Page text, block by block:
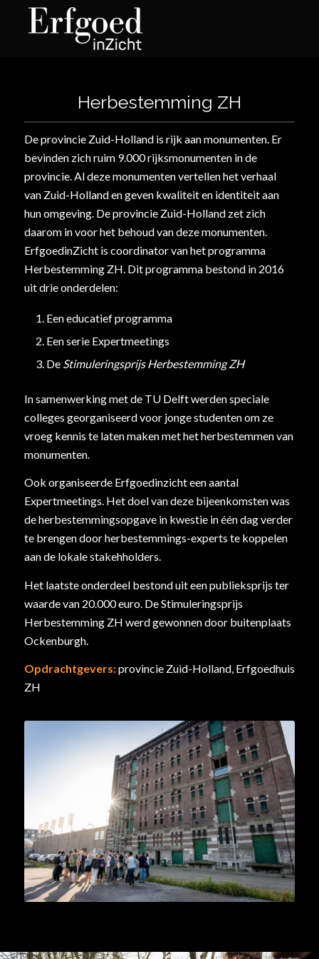
Herbestemming ZH
De provincie Zuid-Holland is rijk aan monumenten. Er
bevinden zich ruim 9.000 rijksmonumenten in de
provincie. Al deze monumenten vertellen het verhaal
van Zuid-Holland en geven kwaliteit en identiteit aan
hun omgeving. De provincie Zuid-Holland zet zich
daarom in voor het behoud van deze monumenten.
ErfgoedinZicht is coordinator van het programma
Herbestemming ZH. Dit programma bestond in 2016
uit drie onderdelen:
Een educatief programma
Een serie Expertmeetings
De Stimuleringsprijs Herbestemming ZH
In samenwerking met de TU Delft werden speciale
colleges georganiseerd voor jonge studenten om ze
vroeg kennis te laten maken met het herbestemmen van
monumenten.
Ook organiseerde Erfgoedinzicht een aantal
Expertmeetings. Het doel van deze bijeenkomsten was
de herbestemmingsopgave in kwestie in één dag verder
te brengen door herbestemmings-experts te koppelen
aan de lokale stakehholders.
Het laatste onderdeel bestond uit een publieksprijs ter
waarde van 20.000 euro. De Stimuleringsprijs
Herbestemming ZH werd gewonnen door buitenplaats
Ockenburgh.
Opdrachtgevers:provincie Zuid-Holland, Erfgoedhuis
ZH